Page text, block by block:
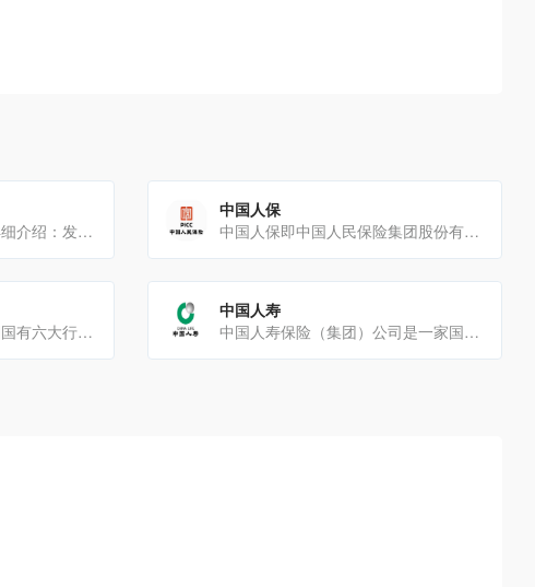
以下是关于平安银行的详细介绍：发展历程平安银行的前身是深圳发展银行，1987年11月23日，深圳[…]
中国人保
中国人保即中国人民保险集团股份有限公司，以下是关于它的详细介绍：发展历程1949年10月20日，[…]
中国邮政储蓄银行是中国国有六大行之一，以下是关于它的详细介绍：发展历程起源：可追溯到1919年北洋政府[…]
中国人寿
中国人寿保险（集团）公司是一家国有大型金融保险企业业务范围保险业务：中国人寿保险股份有限公司作为核心成员，[…]